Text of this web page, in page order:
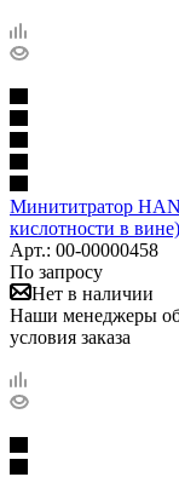
Минититратор
кислотности в вине)
Арт.: 00-00000458
По запросу
Нет в наличии
Наши менеджеры
условия заказа